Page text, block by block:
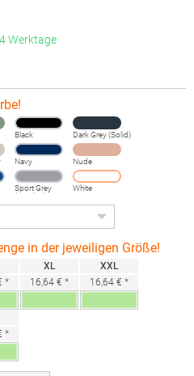
Werktage
Black Dark Grey (Solid)
Navy Nude
Sport Grey
(Heather)
White
in der jeweiligen Größe!
*
XL
16,64 € *
XXL
16,64 € *
*